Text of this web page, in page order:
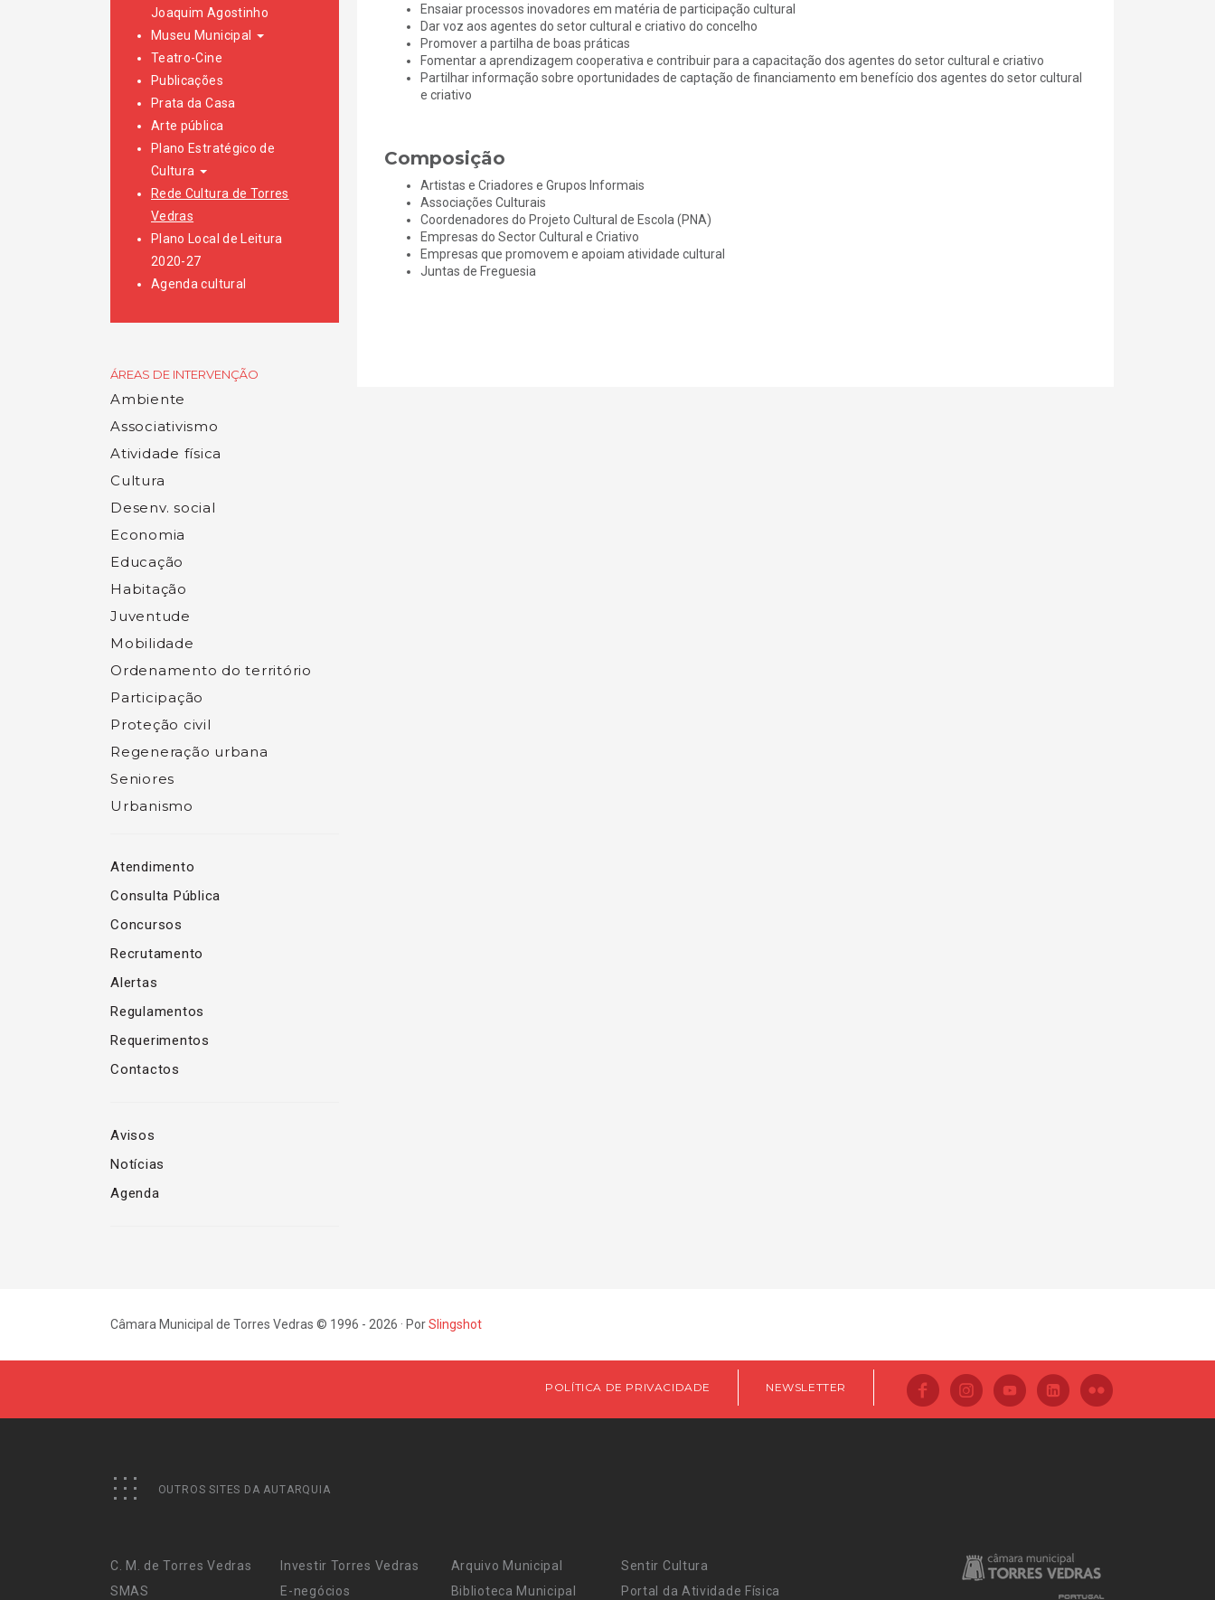
Joaquim Agostinho
Museu Municipal
Teatro-Cine
Publicações
Prata da Casa
Arte pública
Plano Estratégico de
Cultura
Rede Cultura de Torres
Vedras
Plano Local de Leitura
2020-27
Agenda cultural
ÁREAS DE INTERVENÇÃO
Ambiente
Associativismo
Atividade física
Cultura
Desenv. social
Economia
Educação
Habitação
Juventude
Mobilidade
Ordenamento do território
Participação
Proteção civil
Regeneração urbana
Seniores
Urbanismo
Atendimento
Consulta Pública
Concursos
Recrutamento
Alertas
Regulamentos
Requerimentos
Contactos
Avisos
Notícias
Agenda
Ensaiar processos inovadores em matéria de participação cultural
Dar voz aos agentes do setor cultural e criativo do concelho
Promover a partilha de boas práticas
Fomentar a aprendizagem cooperativa e contribuir para a capacitação dos agentes do setor cultural e criativo
Partilhar informação sobre oportunidades de captação de financiamento em benefício dos agentes do setor cultural
e criativo
Composição
Artistas e Criadores e Grupos Informais
Associações Culturais
Coordenadores do Projeto Cultural de Escola (PNA)
Empresas do Sector Cultural e Criativo
Empresas que promovem e apoiam atividade cultural
Juntas de Freguesia
Câmara Municipal de Torres Vedras © 1996 - 2026 · PorSlingshot
POLÍTICA DE PRIVACIDADE NEWSLETTER
OUTROS SITES DA AUTARQUIA
C. M. de Torres Vedras
SMAS
Investir Torres Vedras
E-negócios
Arquivo Municipal
Biblioteca Municipal
Sentir Cultura
Portal da Atividade Física